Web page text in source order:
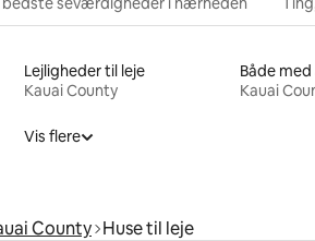
Lejligheder til leje
Kauai County
Kauai
Vis flere
County Huse til leje